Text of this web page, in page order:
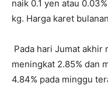
naik 0.1 yen atau
kg. Harga karet
Pada hari Jumat akhir
meningkat 2.85% dan
4.84% pada minggu